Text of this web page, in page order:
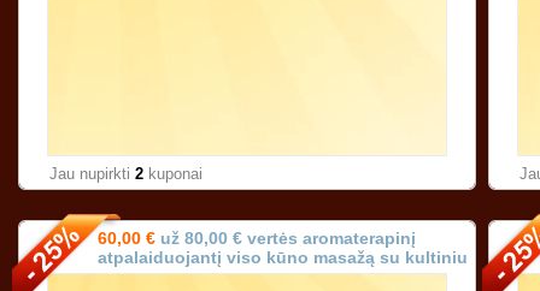
Jau nupirkti 2 kuponai
60,00 € už 80,00 € vertės aromaterapinį
atpalaiduojantį viso kūno masažą su kultiniu
prancūzišku aliejumi (trukmė 90 min.)!